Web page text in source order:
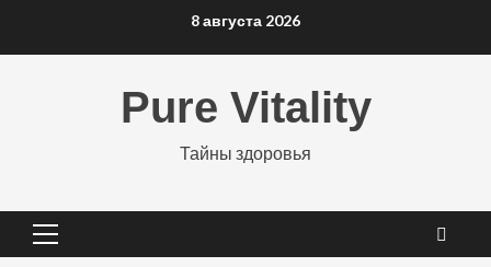
8 августа 2026
Pure Vitality
Тайны здоровья
Основное